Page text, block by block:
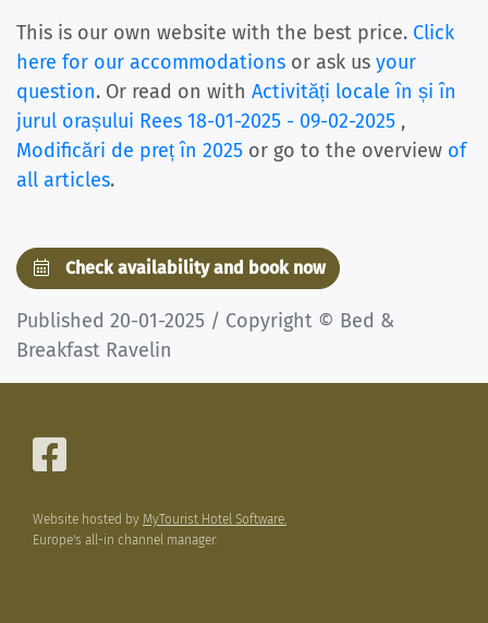
This is our own website with the best price. Click
here for our accommodations or ask us your
question. Or read on with Activități locale în și în
jurul orașului Rees 18-01-2025 - 09-02-2025 ,
Modificări de preț în 2025 or go to the overview of
all articles.
Check availability and book now
Published 20-01-2025 / Copyright © Bed &
Breakfast Ravelin
Website hosted by MyTourist Hotel Software.
Europe's all-in channel manager.